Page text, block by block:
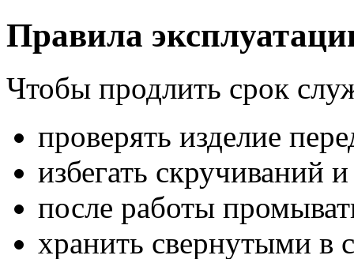
Правила
Чтобы продлить срок
проверять изделие
избегать скручиваний
после работы
хранить свернутыми